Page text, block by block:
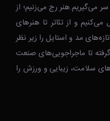
می‌گیریم.هنر رج می‌زنیم؛ از
و از تئاتر تا هنرهای
مد و استایل را زیر نظر
تا ماجراجویی‌های صنعت
سلامت، زیبایی و ورزش را